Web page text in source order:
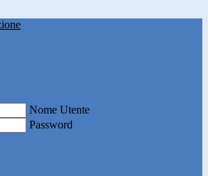
Nome Utente
Password